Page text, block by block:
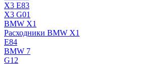
X3 E83
X3 G01
BMW X1
Расходники BMW X1
E84
BMW 7
G12